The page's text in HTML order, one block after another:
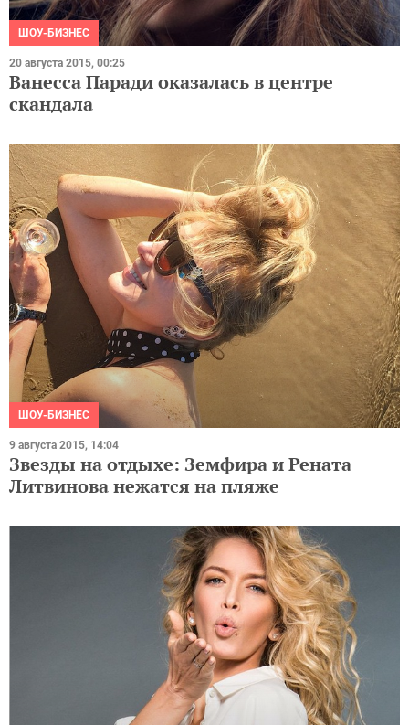
ШОУ-БИЗНЕС
20 августа 2015, 00:25
Ванесса Паради оказалась в центре
скандала
ШОУ-БИЗНЕС
9 августа 2015, 14:04
Звезды на отдыхе: Земфира и Рената
Литвинова нежатся на пляже